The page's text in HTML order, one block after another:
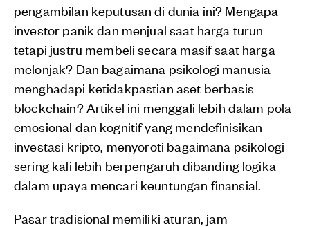
pengambilan keputusan di dunia ini? Mengapa
investor panik dan menjual saat harga turun
tetapi justru membeli secara masif saat harga
melonjak? Dan bagaimana psikologi manusia
menghadapi ketidakpastian aset berbasis
blockchain? Artikel ini menggali lebih dalam pola
emosional dan kognitif yang mendefinisikan
investasi kripto, menyoroti bagaimana psikologi
sering kali lebih berpengaruh dibanding logika
dalam upaya mencari keuntungan finansial.
Pasar tradisional memiliki aturan, jam